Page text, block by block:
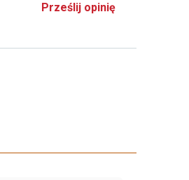
Prześlij opinię